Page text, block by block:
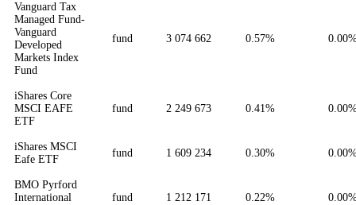
Vanguard Tax
Managed Fund-
Vanguard
Developed
Markets Index
Fund
fund 3 074 662 0.57%
iShares Core
MSCI EAFE
ETF
fund 2 249 673 0.41%
iShares MSCI
Eafe ETF
fund 1 609 234 0.30%
BMO Pyrford
International
fund 1 212 171 0.22%